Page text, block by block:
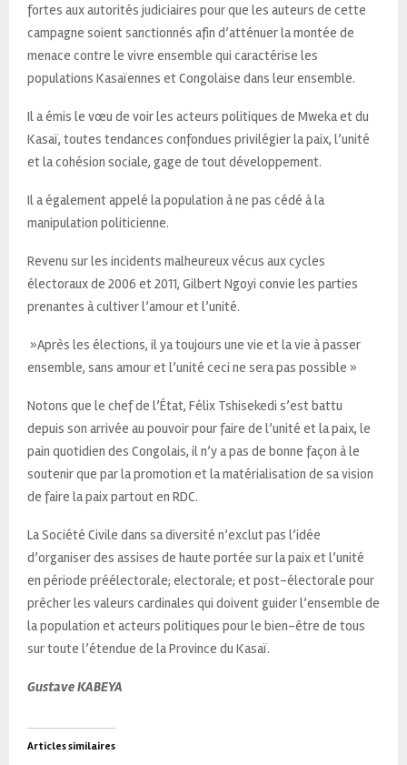
fortes aux autorités judiciaires pour que les auteurs de cette
campagne soient sanctionnés afin d’atténuer la montée de
menace contre le vivre ensemble qui caractérise les
populations Kasaïennes et Congolaise dans leur ensemble.
Il a émis le vœu de voir les acteurs politiques de Mweka et du
Kasaï, toutes tendances confondues privilégier la paix, l’unité
et la cohésion sociale, gage de tout développement.
Il a également appelé la population à ne pas cédé à la
manipulation politicienne.
Revenu sur les incidents malheureux vécus aux cycles
électoraux de 2006 et 2011, Gilbert Ngoyi convie les parties
prenantes à cultiver l’amour et l’unité.
»Après les élections, il ya toujours une vie et la vie à passer
ensemble, sans amour et l’unité ceci ne sera pas possible »
Notons que le chef de l’État, Félix Tshisekedi s’est battu
depuis son arrivée au pouvoir pour faire de l’unité et la paix, le
pain quotidien des Congolais, il n’y a pas de bonne façon à le
soutenir que par la promotion et la matérialisation de sa vision
de faire la paix partout en RDC.
La Société Civile dans sa diversité n’exclut pas l’idée
d’organiser des assises de haute portée sur la paix et l’unité
en période préélectorale; electorale; et post-électorale pour
prêcher les valeurs cardinales qui doivent guider l’ensemble de
la population et acteurs politiques pour le bien-être de tous
sur toute l’étendue de la Province du Kasaï.
Gustave KABEYA
Articles similaires